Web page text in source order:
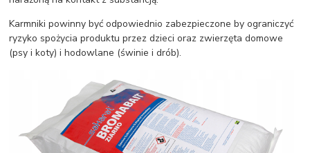
Karmniki powinny być odpowiednio zabezpieczone by ograniczyć
ryzyko spożycia produktu przez dzieci oraz zwierzęta domowe
(psy i koty) i hodowlane (świnie i drób).